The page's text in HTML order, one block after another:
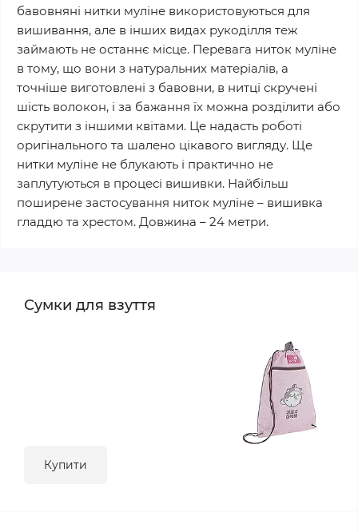
бавовняні нитки муліне використовуються для
вишивання, але в інших видах рукоділля теж
займають не останнє місце. Перевага ниток муліне
в тому, що вони з натуральних матеріалів, а
точніше виготовлені з бавовни, в нитці скручені
шість волокон, і за бажання їх можна розділити або
скрутити з іншими квітами. Це надасть роботі
оригінального та шалено цікавого вигляду. Ще
нитки муліне не блукають і практично не
заплутуються в процесі вишивки. Найбільш
поширене застосування ниток муліне – вишивка
гладдю та хрестом. Довжина – 24 метри.
Сумки для взуття
Купити